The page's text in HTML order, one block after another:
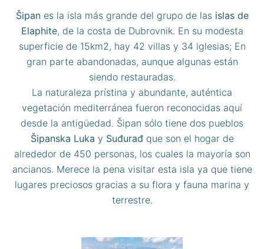
Šipanes la isla más grande del grupo de las islas de
Elaphite, de la costa de Dubrovnik. En su modesta
superficie de 15km2, hay 42 villas y 34 iglesias; En
gran parte abandonadas, aunque algunas están
siendo restauradas.
La naturaleza prístina y abundante, auténtica
vegetación mediterránea fueron reconocidas aquí
desde la antigüedad. Šipan sólo tiene dos pueblos
Šipanska Luka y Suđurađque son el hogar de
alrededor de 450 personas, los cuales la mayoría son
ancianos. Merece la pena visitar esta isla ya que tiene
lugares preciosos gracias a su flora y fauna marina y
terrestre.